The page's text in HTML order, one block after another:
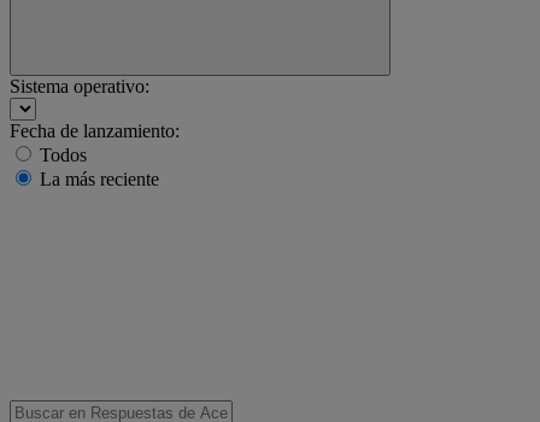
Sistema operativo:
Fecha de lanzamiento:
Todos
La más reciente